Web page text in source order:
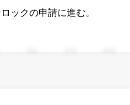
ックの申請に進む。